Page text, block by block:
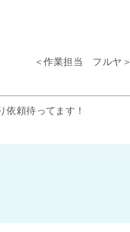
＜作業担当 フルヤ＞
依頼待ってます！